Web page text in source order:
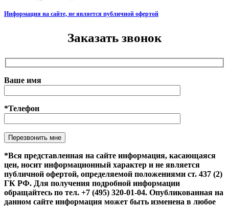
Информация на сайте, не является публичной офертой
Заказать звонок
Ваше имя
*Телефон
Оставьте это поле пустым.
*Вся представленная на сайте информация, касающаяся
цен, носит информационный характер и не является
публичной офертой, определяемой положениями ст. 437 (2)
ГК РФ. Для получения подробной информации
обращайтесь по тел. +7 (495) 320-01-04. Опубликованная на
данном сайте информация может быть изменена в любое